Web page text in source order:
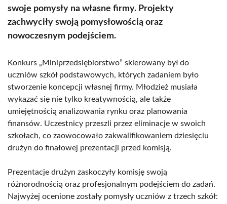
swoje pomysły na własne firmy. Projekty
zachwyciły swoją pomysłowością oraz
nowoczesnym podejściem.
Konkurs „Miniprzedsiębiorstwo” skierowany był do
uczniów szkół podstawowych, których zadaniem było
stworzenie koncepcji własnej firmy. Młodzież musiała
wykazać się nie tylko kreatywnością, ale także
umiejętnością analizowania rynku oraz planowania
finansów. Uczestnicy przeszli przez eliminacje w swoich
szkołach, co zaowocowało zakwalifikowaniem dziesięciu
drużyn do finałowej prezentacji przed komisją.
Prezentacje drużyn zaskoczyły komisję swoją
różnorodnością oraz profesjonalnym podejściem do zadań.
Najwyżej ocenione zostały pomysły uczniów z trzech szkół: